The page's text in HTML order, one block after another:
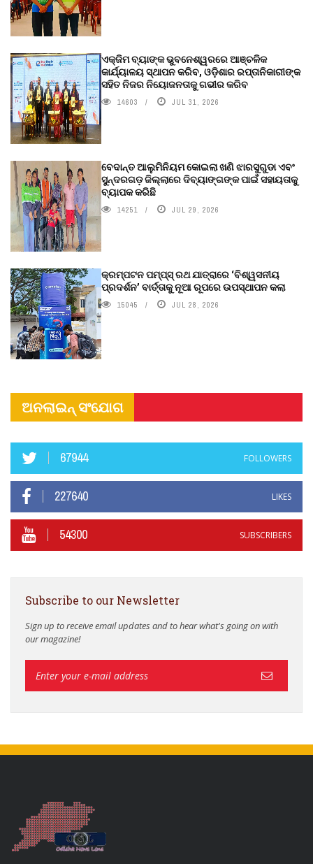
ଏକ୍ଜିମ ବ୍ୟାଙ୍କ ଭୁବନେଶ୍ୱରରେ ଆଞ୍ଚଳିକ
କାର୍ଯ୍ୟାଳୟ ସ୍ଥାପନ କରିବ, ଓଡ଼ିଶାର ରପ୍ତାନିକାରୀଙ୍କ
ସହିତ ନିଜର ନିୟୋଜନତାକୁ ଗଭୀର କରିବ
14603 JUL 31, 2026
ବେଦାନ୍ତ ଆଲୁମିନିୟମ କୋଇଲା ଖଣି ଝାରସୁଗୁଡା ଏବଂ
ସୁନ୍ଦରଗଡ଼ ଜିଲ୍ଲାରେ ଦିବ୍ୟାଙ୍ଗଙ୍କ ପାଇଁ ସହାୟତାକୁ
ବ୍ୟାପକ କରିଛି
14251 JUL 29, 2026
କ୍ରମ୍ପଟନ ପମ୍ପ୍‌ସ୍‌ ରଥ ଯାତ୍ରାରେ ‘ବିଶ୍ୱସନୀୟ
ପ୍ରଦର୍ଶନ’ ବାର୍ତ୍ତାକୁ ନୂଆ ରୂପରେ ଉପସ୍ଥାପନ କଲା
15045 JUL 28, 2026
ଅନଲାଇନ୍ ସଂଯୋଗ
67944 FOLLOWERS
227640 LIKES
54300 SUBSCRIBERS
Subscribe to our Newsletter
Sign up to receive email updates and to hear what's going on with
our magazine!